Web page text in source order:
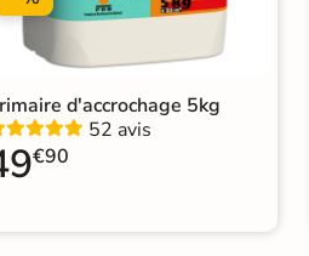
d'accrochage 5kg
52 avis
€90